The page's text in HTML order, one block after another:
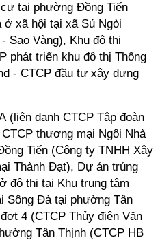
tại phường Đồng Tiến
ở xã hội tại xã Sủ Ngòi
Sao Vàng), Khu đô thị
phát triển khu đô thị Thống
- CTCP đầu tư xây dựng
(liên danh CTCP Tập đoàn
thương mại Ngôi Nhà
Tiến (Công ty TNHH Xây
Thành Đạt), Dự án trúng
đô thị tại Khu trung tâm
Sông Đà tại phường Tân
4 (CTCP Thủy điện Văn
Tân Thịnh (CTCP HB